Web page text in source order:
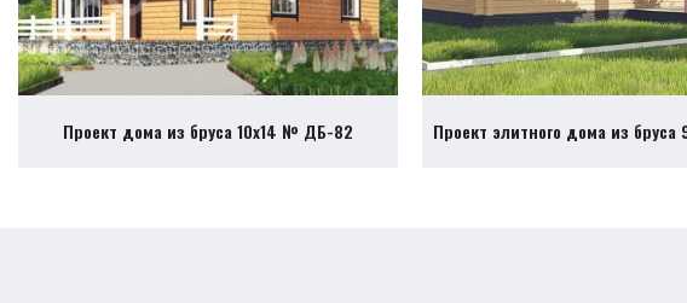
Проект дома из бруса 10х14 № ДБ-82 Проект элитного дома из